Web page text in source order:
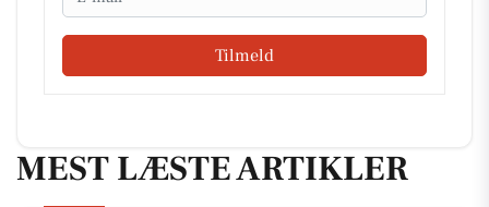
Tilmeld
MEST LÆSTE ARTIKLER